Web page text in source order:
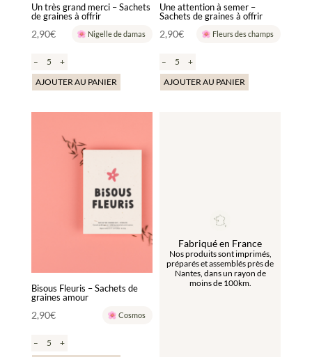
Un très grand merci – Sachets
de graines à offrir
2,90€ Nigelle de damas
–
+
AJOUTER AU PANIER
Une attention à semer –
Sachets de graines à offrir
2,90€ Fleurs des champs
–
+
AJOUTER AU PANIER
Bisous Fleuris – Sachets de
graines amour
2,90€ Cosmos
–
+
Fabriqué en France
Nos produits sont imprimés,
préparés et assemblés près de
Nantes, dans un rayon de
moins de 100km.